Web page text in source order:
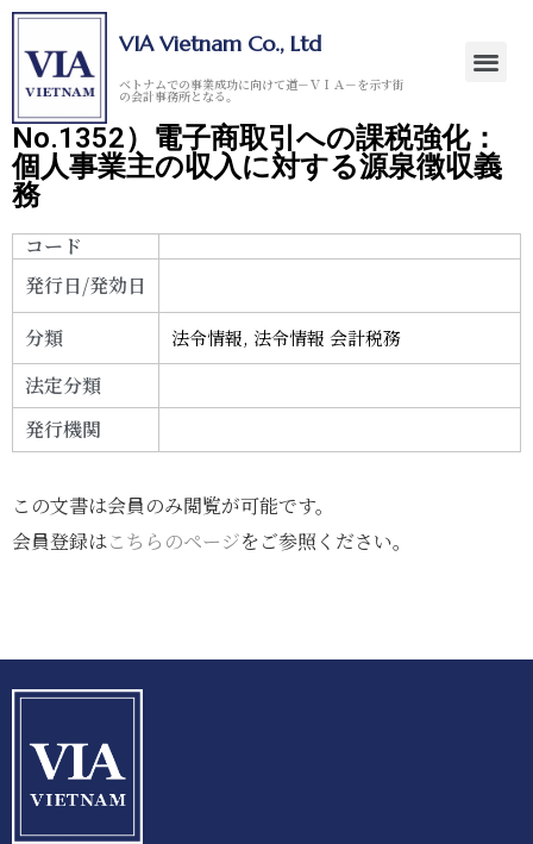
VIA Vietnam Co., Ltd
ベトナムでの事業成功に向けて道－ＶＩＡ－を示す街
の会計事務所となる。
No.1352）電子商取引への課税強化：
個人事業主の収入に対する源泉徴収義
務
コード
発行日/発効日
分類
法令情報,法令情報 会計税務
法定分類
発行機関
この文書は会員のみ閲覧が可能です。
会員登録はこちらのページをご参照ください。